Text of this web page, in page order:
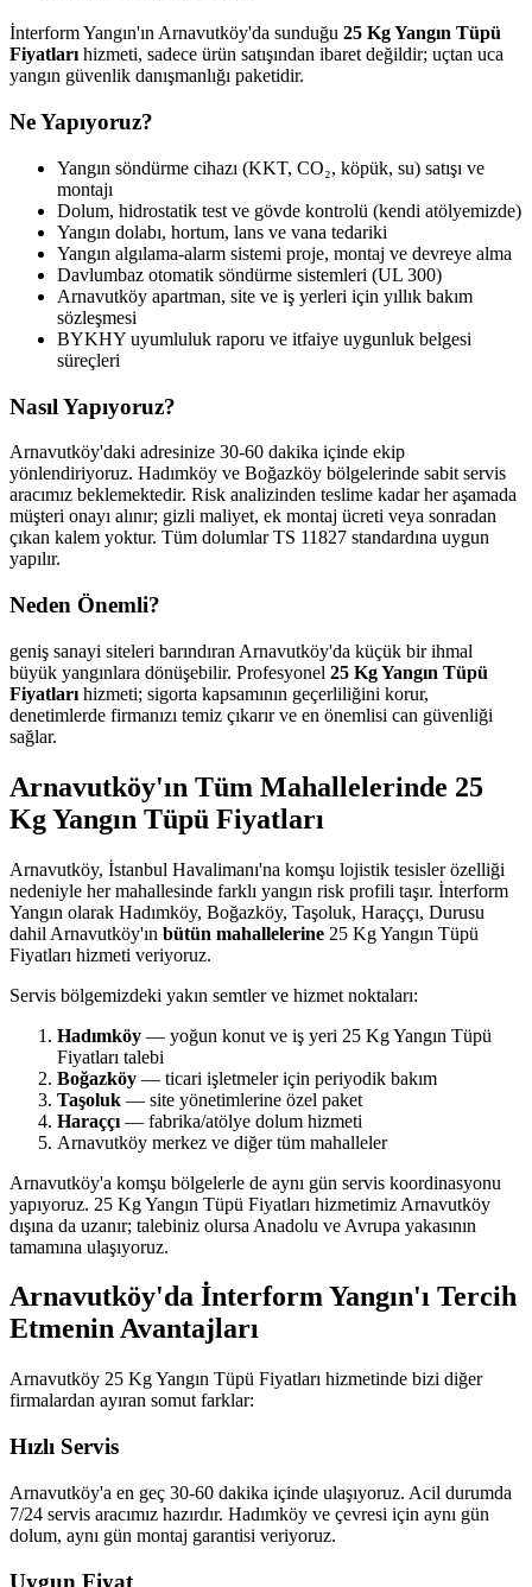
İnterform Yangın'ın Arnavutköy'da sunduğu 25 Kg Yangın Tüpü
Fiyatlarıhizmeti, sadece ürün satışından ibaret değildir; uçtan uca
yangın güvenlik danışmanlığı paketidir.
Ne Yapıyoruz?
Yangın söndürme cihazı (KKT, CO₂, köpük, su) satışı ve
montajı
Dolum, hidrostatik test ve gövde kontrolü (kendi atölyemizde)
Yangın dolabı, hortum, lans ve vana tedariki
Yangın algılama-alarm sistemi proje, montaj ve devreye alma
Davlumbaz otomatik söndürme sistemleri (UL 300)
Arnavutköy apartman, site ve iş yerleri için yıllık bakım
sözleşmesi
BYKHY uyumluluk raporu ve itfaiye uygunluk belgesi
süreçleri
Nasıl Yapıyoruz?
Arnavutköy'daki adresinize 30-60 dakika içinde ekip
yönlendiriyoruz. Hadımköy ve Boğazköy bölgelerinde sabit servis
aracımız beklemektedir. Risk analizinden teslime kadar her aşamada
müşteri onayı alınır; gizli maliyet, ek montaj ücreti veya sonradan
çıkan kalem yoktur. Tüm dolumlar TS 11827 standardına uygun
yapılır.
Neden Önemli?
geniş sanayi siteleri barındıran Arnavutköy'da küçük bir ihmal
büyük yangınlara dönüşebilir. Profesyonel 25 Kg Yangın Tüpü
Fiyatları hizmeti; sigorta kapsamının geçerliliğini korur,
denetimlerde firmanızı temiz çıkarır ve en önemlisi can güvenliği
sağlar.
Arnavutköy'ın Tüm Mahallelerinde 25
Kg Yangın Tüpü Fiyatları
Arnavutköy, İstanbul Havalimanı'na komşu lojistik tesisler özelliği
nedeniyle her mahallesinde farklı yangın risk profili taşır. İnterform
Yangın olarak Hadımköy, Boğazköy, Taşoluk, Haraççı, Durusu
dahil Arnavutköy'ın bütün mahallelerine 25 Kg Yangın Tüpü
Fiyatları hizmeti veriyoruz.
Servis bölgemizdeki yakın semtler ve hizmet noktaları:
Hadımköy — yoğun konut ve iş yeri 25 Kg Yangın Tüpü
Fiyatları talebi
Boğazköy — ticari işletmeler için periyodik bakım
Taşoluk — site yönetimlerine özel paket
Haraççı — fabrika/atölye dolum hizmeti
Arnavutköy merkez ve diğer tüm mahalleler
Arnavutköy'a komşu bölgelerle de aynı gün servis koordinasyonu
yapıyoruz. 25 Kg Yangın Tüpü Fiyatları hizmetimiz Arnavutköy
dışına da uzanır; talebiniz olursa Anadolu ve Avrupa yakasının
tamamına ulaşıyoruz.
Arnavutköy'da İnterform Yangın'ı Tercih
Etmenin Avantajları
Arnavutköy 25 Kg Yangın Tüpü Fiyatları hizmetinde bizi diğer
firmalardan ayıran somut farklar:
Hızlı Servis
Arnavutköy'a en geç 30-60 dakika içinde ulaşıyoruz. Acil durumda
7/24 servis aracımız hazırdır. Hadımköy ve çevresi için aynı gün
dolum, aynı gün montaj garantisi veriyoruz.
Uygun Fiyat